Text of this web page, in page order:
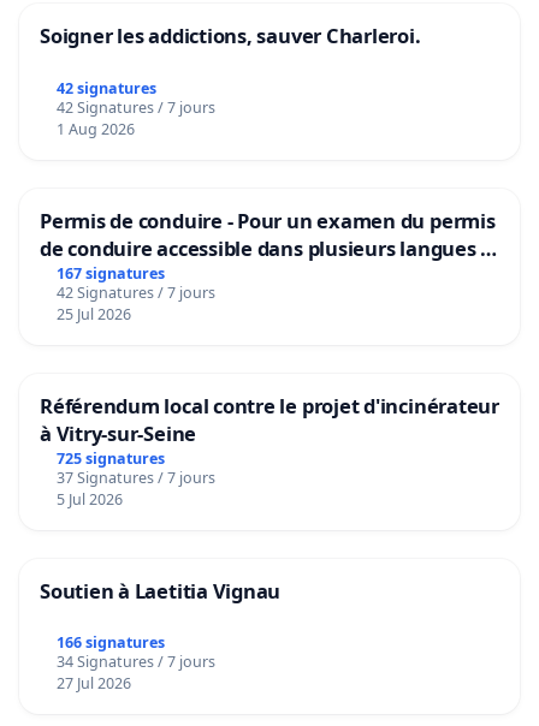
Soigner les addictions, sauver Charleroi.
42 signatures
42 Signatures / 7 jours
1 Aug 2026
Permis de conduire - Pour un examen du permis
de conduire accessible dans plusieurs langues à
Bruxelles
167 signatures
42 Signatures / 7 jours
25 Jul 2026
Référendum local contre le projet d'incinérateur
à Vitry-sur-Seine
725 signatures
37 Signatures / 7 jours
5 Jul 2026
Soutien à Laetitia Vignau
166 signatures
34 Signatures / 7 jours
27 Jul 2026